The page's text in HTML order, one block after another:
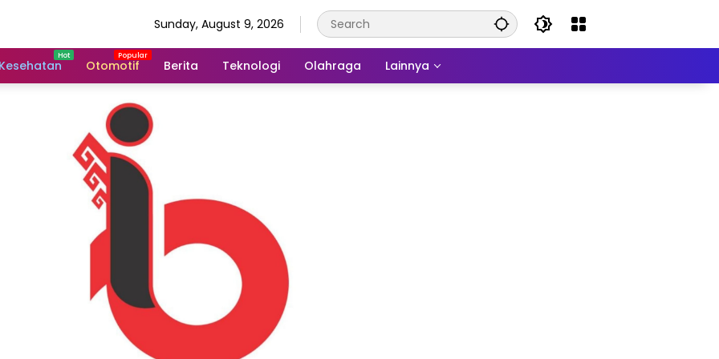
Sunday, August 9, 2026
Kesehatan Otomotif Berita Teknologi Olahraga Lainnya